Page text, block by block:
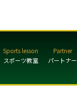
スポーツ教室 パートナー